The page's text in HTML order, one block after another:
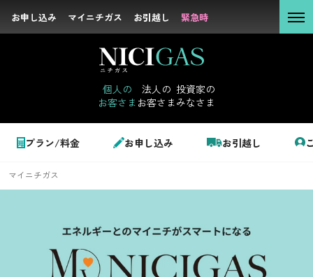
お申し込み マイニチガス お引越し 緊急時
個人の
お客さま
法人の
お客さま
投資家の
みなさま
プラン/料金 お申し込み お引越し
お申し込み マイニチガス お引越し 緊急時
個人のお客さま
LPガス＋でんき
でガ割のご案内
お客さま
ィ
マイニチガス